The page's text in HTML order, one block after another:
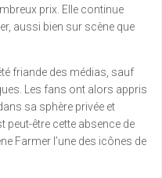
prix. Elle continue
aussi bien sur scène que
friande des médias, sauf
Les fans ont alors appris
sa sphère privée et
peut-être cette absence de
Farmer l’une des icônes de